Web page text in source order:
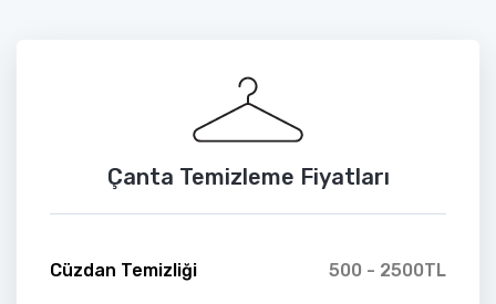
Çanta Temizleme Fiyatları
Cüzdan Temizliği 500 - 2500TL